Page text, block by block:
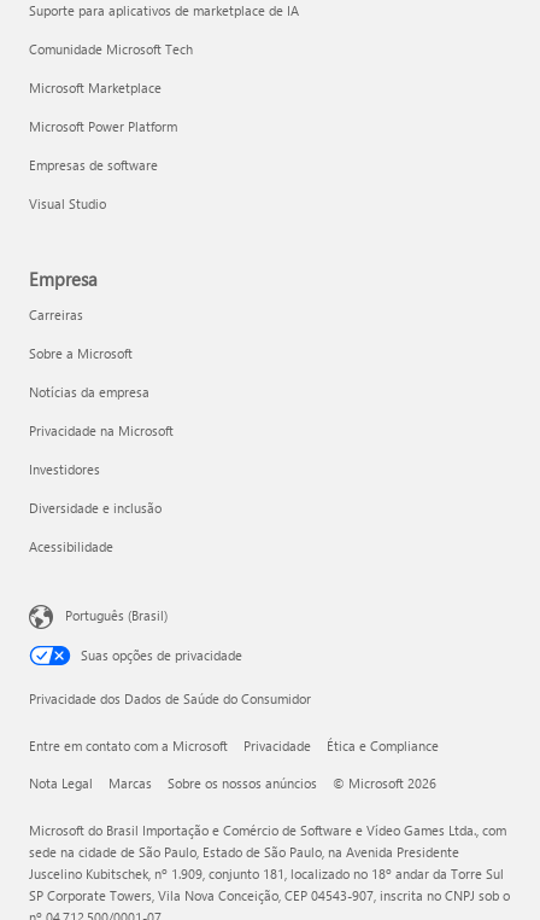
Suporte para aplicativos de marketplace de IA
Comunidade Microsoft Tech
Microsoft Marketplace
Microsoft Power Platform
Empresas de software
Visual Studio
Empresa
Carreiras
Sobre a Microsoft
Notícias da empresa
Privacidade na Microsoft
Investidores
Diversidade e inclusão
Acessibilidade
Português (Brasil)
Suas opções de privacidade
Privacidade dos Dados de Saúde do Consumidor
Entre em contato com a Microsoft Privacidade Ética e Compliance
Nota Legal Marcas Sobre os nossos anúncios © Microsoft 2026
Microsoft do Brasil Importação e Comércio de Software e Vídeo Games Ltda., com
sede na cidade de São Paulo, Estado de São Paulo, na Avenida Presidente
Juscelino Kubitschek, nº 1.909, conjunto 181, localizado no 18º andar da Torre Sul
SP Corporate Towers, Vila Nova Conceição, CEP 04543-907, inscrita no CNPJ sob o